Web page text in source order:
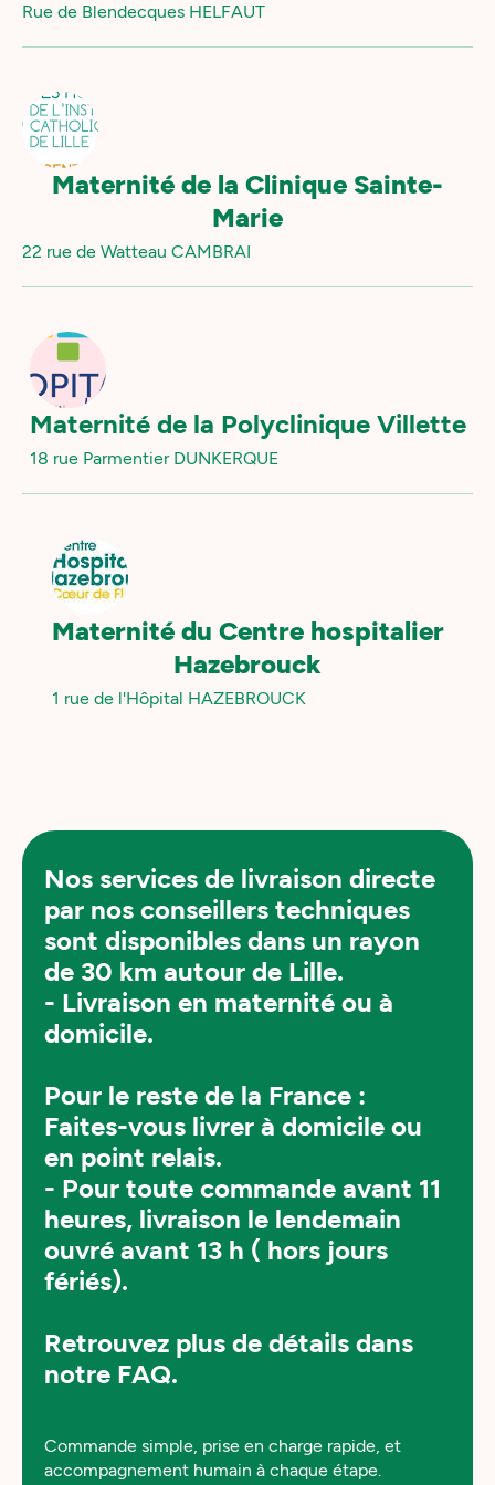
Rue de Blendecques HELFAUT
Maternité de la Clinique Sainte-
Marie
22 rue de Watteau CAMBRAI
Maternité de la Polyclinique Villette
18 rue Parmentier DUNKERQUE
Maternité du Centre hospitalier
Hazebrouck
1 rue de l'Hôpital HAZEBROUCK
Nos services de livraison directe
par nos conseillers techniques
sont disponibles dans un rayon
de 30 km autour de Lille.
- Livraison en maternité ou à
domicile.
Pour le reste de la France :
Faites-vous livrer à domicile ou
en point relais.
- Pour toute commande avant 11
heures, livraison le lendemain
ouvré avant 13 h ( hors jours
fériés).
Retrouvez plus de détails dans
notre FAQ.
Commande simple, prise en charge rapide, et
accompagnement humain à chaque étape.